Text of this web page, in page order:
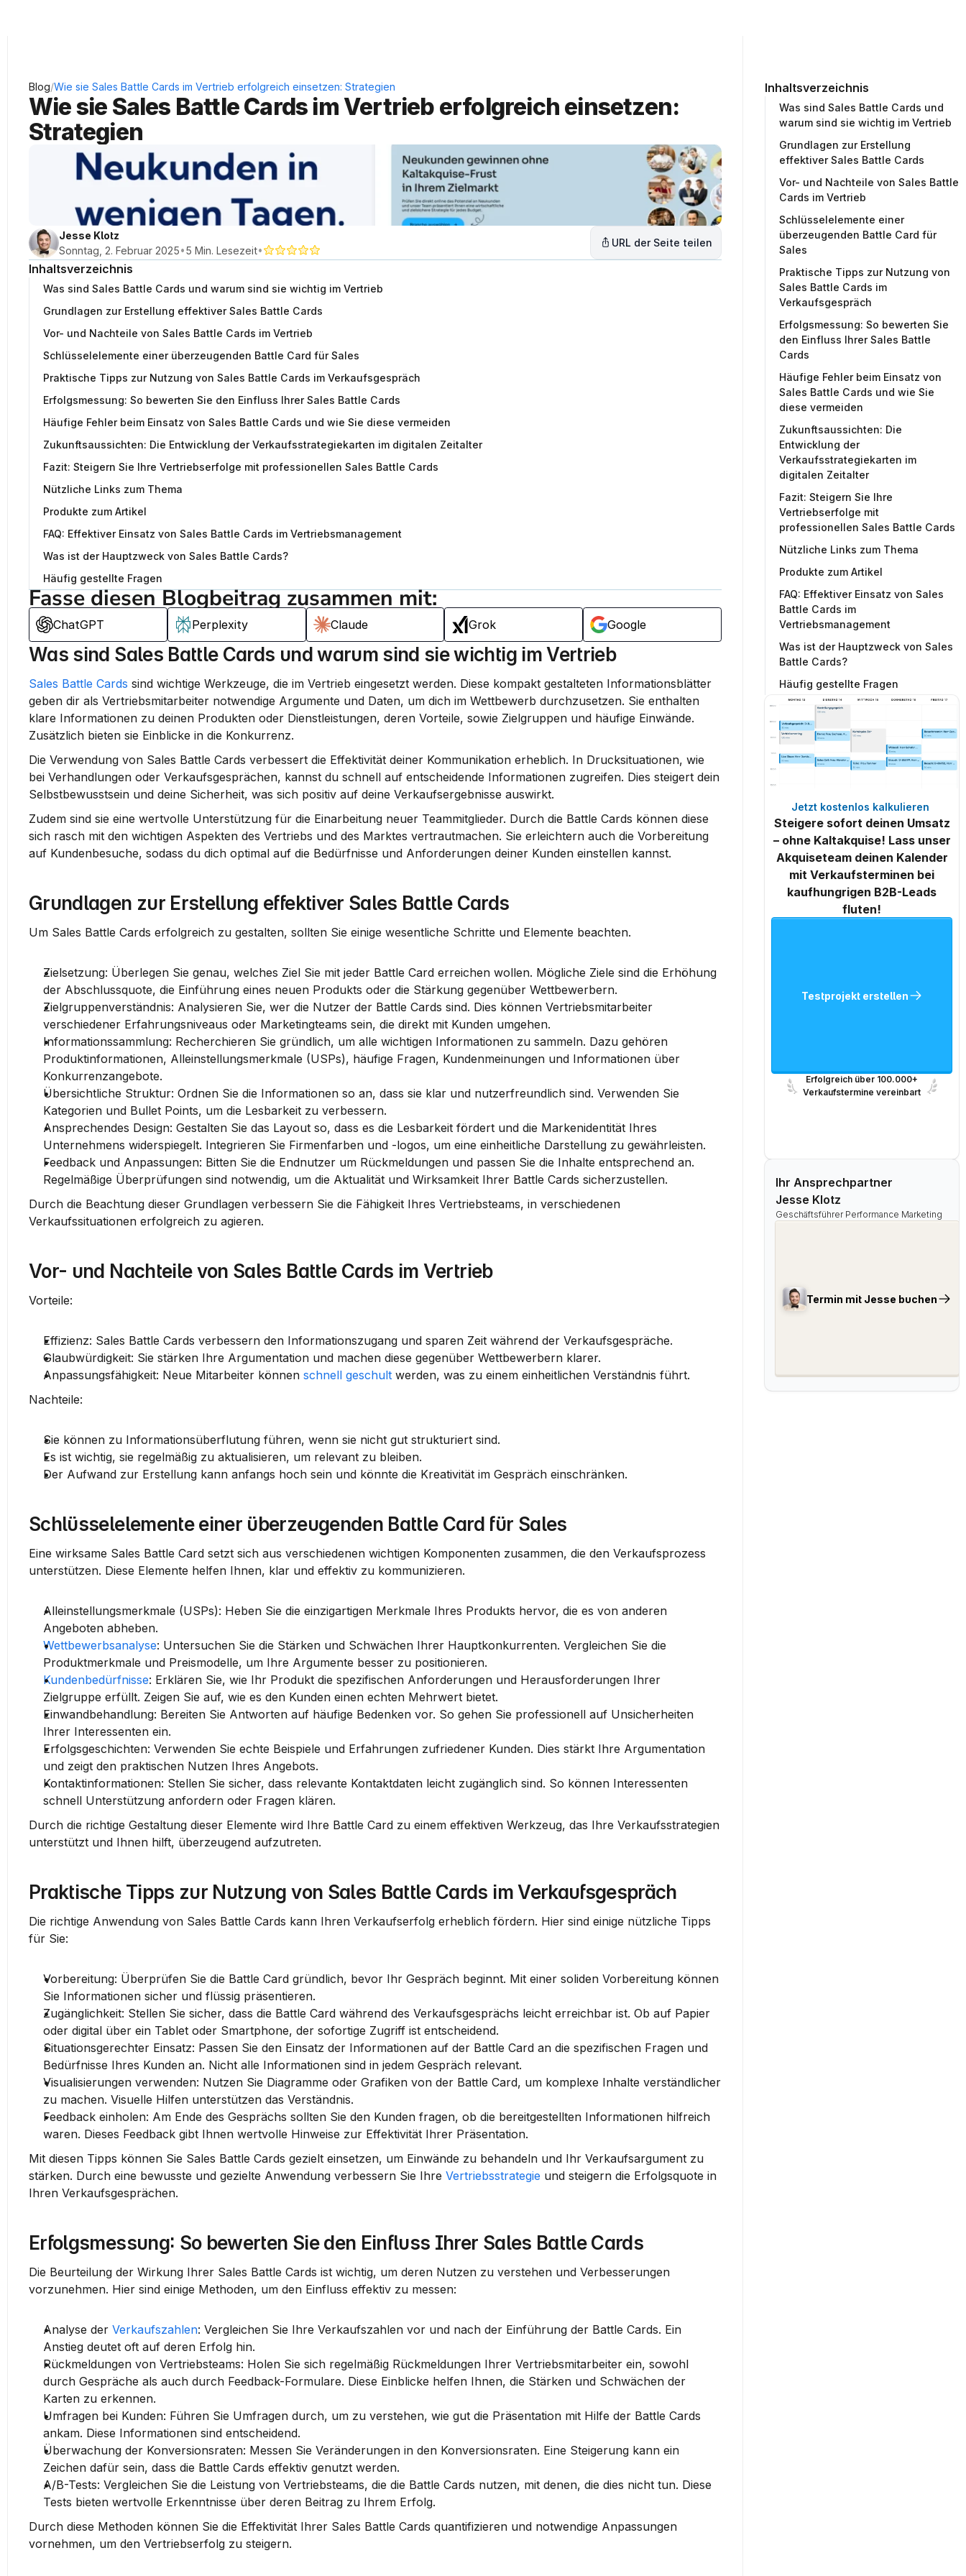
Inhaltsverzeichnis
Was sind Sales Battle Cards und
warum sind sie wichtig im Vertrieb
Grundlagen zur Erstellung
effektiver Sales Battle Cards
Vor- und Nachteile von Sales Battle
Cards im Vertrieb
Schlüsselelemente einer
überzeugenden Battle Card für
Sales
Praktische Tipps zur Nutzung von
Sales Battle Cards im
Verkaufsgespräch
Erfolgsmessung: So bewerten Sie
den Einfluss Ihrer Sales Battle
Cards
Häufige Fehler beim Einsatz von
Sales Battle Cards und wie Sie
diese vermeiden
Zukunftsaussichten: Die
Entwicklung der
Verkaufsstrategiekarten im
digitalen Zeitalter
Fazit: Steigern Sie Ihre
Vertriebserfolge mit
professionellen Sales Battle Cards
Nützliche Links zum Thema
Produkte zum Artikel
FAQ: Effektiver Einsatz von Sales
Battle Cards im
Vertriebsmanagement
Was ist der Hauptzweck von Sales
Battle Cards?
Häufig gestellte Fragen
Jetzt kostenlos kalkulieren
Steigere sofort deinen Umsatz
– ohne Kaltakquise! Lass unser
Akquiseteam deinen Kalender
mit Verkaufsterminen bei
kaufhungrigen B2B-Leads
fluten!
Testprojekt erstellen
Erfolgreich über 100.000+
Verkaufstermine vereinbart
Ihr Ansprechpartner
Jesse Klotz
Geschäftsführer Performance Marketing
Termin mit Jesse buchen
Blog/Wie sie Sales Battle Cards im Vertrieb erfolgreich einsetzen: Strategien
Wie sie Sales Battle Cards im Vertrieb erfolgreich einsetzen:
Strategien
Jesse Klotz
Sonntag, 2. Februar 2025•5 Min. Lesezeit•
URL der Seite teilen
Inhaltsverzeichnis
Was sind Sales Battle Cards und warum sind sie wichtig im Vertrieb
Grundlagen zur Erstellung effektiver Sales Battle Cards
Vor- und Nachteile von Sales Battle Cards im Vertrieb
Schlüsselelemente einer überzeugenden Battle Card für Sales
Praktische Tipps zur Nutzung von Sales Battle Cards im Verkaufsgespräch
Erfolgsmessung: So bewerten Sie den Einfluss Ihrer Sales Battle Cards
Häufige Fehler beim Einsatz von Sales Battle Cards und wie Sie diese vermeiden
Zukunftsaussichten: Die Entwicklung der Verkaufsstrategiekarten im digitalen Zeitalter
Fazit: Steigern Sie Ihre Vertriebserfolge mit professionellen Sales Battle Cards
Nützliche Links zum Thema
Produkte zum Artikel
FAQ: Effektiver Einsatz von Sales Battle Cards im Vertriebsmanagement
Was ist der Hauptzweck von Sales Battle Cards?
Häufig gestellte Fragen
Fasse diesen Blogbeitrag zusammen mit:
ChatGPT Perplexity Claude Grok Google
Was sind Sales Battle Cards und warum sind sie wichtig im Vertrieb
Sales Battle Cards sind wichtige Werkzeuge, die im Vertrieb eingesetzt werden. Diese kompakt gestalteten Informationsblätter
geben dir als Vertriebsmitarbeiter notwendige Argumente und Daten, um dich im Wettbewerb durchzusetzen. Sie enthalten
klare Informationen zu deinen Produkten oder Dienstleistungen, deren Vorteile, sowie Zielgruppen und häufige Einwände.
Zusätzlich bieten sie Einblicke in die Konkurrenz.
Die Verwendung von Sales Battle Cards verbessert die Effektivität deiner Kommunikation erheblich. In Drucksituationen, wie
bei Verhandlungen oder Verkaufsgesprächen, kannst du schnell auf entscheidende Informationen zugreifen. Dies steigert dein
Selbstbewusstsein und deine Sicherheit, was sich positiv auf deine Verkaufsergebnisse auswirkt.
Zudem sind sie eine wertvolle Unterstützung für die Einarbeitung neuer Teammitglieder. Durch die Battle Cards können diese
sich rasch mit den wichtigen Aspekten des Vertriebs und des Marktes vertrautmachen. Sie erleichtern auch die Vorbereitung
auf Kundenbesuche, sodass du dich optimal auf die Bedürfnisse und Anforderungen deiner Kunden einstellen kannst.
Grundlagen zur Erstellung effektiver Sales Battle Cards
Um Sales Battle Cards erfolgreich zu gestalten, sollten Sie einige wesentliche Schritte und Elemente beachten.
Zielsetzung: Überlegen Sie genau, welches Ziel Sie mit jeder Battle Card erreichen wollen. Mögliche Ziele sind die Erhöhung
der Abschlussquote, die Einführung eines neuen Produkts oder die Stärkung gegenüber Wettbewerbern.
Zielgruppenverständnis: Analysieren Sie, wer die Nutzer der Battle Cards sind. Dies können Vertriebsmitarbeiter
verschiedener Erfahrungsniveaus oder Marketingteams sein, die direkt mit Kunden umgehen.
Informationssammlung: Recherchieren Sie gründlich, um alle wichtigen Informationen zu sammeln. Dazu gehören
Produktinformationen, Alleinstellungsmerkmale (USPs), häufige Fragen, Kundenmeinungen und Informationen über
Konkurrenzangebote.
Übersichtliche Struktur: Ordnen Sie die Informationen so an, dass sie klar und nutzerfreundlich sind. Verwenden Sie
Kategorien und Bullet Points, um die Lesbarkeit zu verbessern.
Ansprechendes Design: Gestalten Sie das Layout so, dass es die Lesbarkeit fördert und die Markenidentität Ihres
Unternehmens widerspiegelt. Integrieren Sie Firmenfarben und -logos, um eine einheitliche Darstellung zu gewährleisten.
Feedback und Anpassungen: Bitten Sie die Endnutzer um Rückmeldungen und passen Sie die Inhalte entsprechend an.
Regelmäßige Überprüfungen sind notwendig, um die Aktualität und Wirksamkeit Ihrer Battle Cards sicherzustellen.
Durch die Beachtung dieser Grundlagen verbessern Sie die Fähigkeit Ihres Vertriebsteams, in verschiedenen
Verkaufssituationen erfolgreich zu agieren.
Vor- und Nachteile von Sales Battle Cards im Vertrieb
Vorteile:
Effizienz: Sales Battle Cards verbessern den Informationszugang und sparen Zeit während der Verkaufsgespräche.
Glaubwürdigkeit: Sie stärken Ihre Argumentation und machen diese gegenüber Wettbewerbern klarer.
Anpassungsfähigkeit: Neue Mitarbeiter können schnell geschult werden, was zu einem einheitlichen Verständnis führt.
Nachteile:
Sie können zu Informationsüberflutung führen, wenn sie nicht gut strukturiert sind.
Es ist wichtig, sie regelmäßig zu aktualisieren, um relevant zu bleiben.
Der Aufwand zur Erstellung kann anfangs hoch sein und könnte die Kreativität im Gespräch einschränken.
Schlüsselelemente einer überzeugenden Battle Card für Sales
Eine wirksame Sales Battle Card setzt sich aus verschiedenen wichtigen Komponenten zusammen, die den Verkaufsprozess
unterstützen. Diese Elemente helfen Ihnen, klar und effektiv zu kommunizieren.
Alleinstellungsmerkmale (USPs): Heben Sie die einzigartigen Merkmale Ihres Produkts hervor, die es von anderen
Angeboten abheben.
Wettbewerbsanalyse: Untersuchen Sie die Stärken und Schwächen Ihrer Hauptkonkurrenten. Vergleichen Sie die
Produktmerkmale und Preismodelle, um Ihre Argumente besser zu positionieren.
Kundenbedürfnisse: Erklären Sie, wie Ihr Produkt die spezifischen Anforderungen und Herausforderungen Ihrer
Zielgruppe erfüllt. Zeigen Sie auf, wie es den Kunden einen echten Mehrwert bietet.
Einwandbehandlung: Bereiten Sie Antworten auf häufige Bedenken vor. So gehen Sie professionell auf Unsicherheiten
Ihrer Interessenten ein.
Erfolgsgeschichten: Verwenden Sie echte Beispiele und Erfahrungen zufriedener Kunden. Dies stärkt Ihre Argumentation
und zeigt den praktischen Nutzen Ihres Angebots.
Kontaktinformationen: Stellen Sie sicher, dass relevante Kontaktdaten leicht zugänglich sind. So können Interessenten
schnell Unterstützung anfordern oder Fragen klären.
Durch die richtige Gestaltung dieser Elemente wird Ihre Battle Card zu einem effektiven Werkzeug, das Ihre Verkaufsstrategien
unterstützt und Ihnen hilft, überzeugend aufzutreten.
Praktische Tipps zur Nutzung von Sales Battle Cards im Verkaufsgespräch
Die richtige Anwendung von Sales Battle Cards kann Ihren Verkaufserfolg erheblich fördern. Hier sind einige nützliche Tipps
für Sie:
Vorbereitung: Überprüfen Sie die Battle Card gründlich, bevor Ihr Gespräch beginnt. Mit einer soliden Vorbereitung können
Sie Informationen sicher und flüssig präsentieren.
Zugänglichkeit: Stellen Sie sicher, dass die Battle Card während des Verkaufsgesprächs leicht erreichbar ist. Ob auf Papier
oder digital über ein Tablet oder Smartphone, der sofortige Zugriff ist entscheidend.
Situationsgerechter Einsatz: Passen Sie den Einsatz der Informationen auf der Battle Card an die spezifischen Fragen und
Bedürfnisse Ihres Kunden an. Nicht alle Informationen sind in jedem Gespräch relevant.
Visualisierungen verwenden: Nutzen Sie Diagramme oder Grafiken von der Battle Card, um komplexe Inhalte verständlicher
zu machen. Visuelle Hilfen unterstützen das Verständnis.
Feedback einholen: Am Ende des Gesprächs sollten Sie den Kunden fragen, ob die bereitgestellten Informationen hilfreich
waren. Dieses Feedback gibt Ihnen wertvolle Hinweise zur Effektivität Ihrer Präsentation.
Mit diesen Tipps können Sie Sales Battle Cards gezielt einsetzen, um Einwände zu behandeln und Ihr Verkaufsargument zu
stärken. Durch eine bewusste und gezielte Anwendung verbessern Sie Ihre Vertriebsstrategie und steigern die Erfolgsquote in
Ihren Verkaufsgesprächen.
Erfolgsmessung: So bewerten Sie den Einfluss Ihrer Sales Battle Cards
Die Beurteilung der Wirkung Ihrer Sales Battle Cards ist wichtig, um deren Nutzen zu verstehen und Verbesserungen
vorzunehmen. Hier sind einige Methoden, um den Einfluss effektiv zu messen:
Analyse der Verkaufszahlen: Vergleichen Sie Ihre Verkaufszahlen vor und nach der Einführung der Battle Cards. Ein
Anstieg deutet oft auf deren Erfolg hin.
Rückmeldungen von Vertriebsteams: Holen Sie sich regelmäßig Rückmeldungen Ihrer Vertriebsmitarbeiter ein, sowohl
durch Gespräche als auch durch Feedback-Formulare. Diese Einblicke helfen Ihnen, die Stärken und Schwächen der
Karten zu erkennen.
Umfragen bei Kunden: Führen Sie Umfragen durch, um zu verstehen, wie gut die Präsentation mit Hilfe der Battle Cards
ankam. Diese Informationen sind entscheidend.
Überwachung der Konversionsraten: Messen Sie Veränderungen in den Konversionsraten. Eine Steigerung kann ein
Zeichen dafür sein, dass die Battle Cards effektiv genutzt werden.
A/B-Tests: Vergleichen Sie die Leistung von Vertriebsteams, die die Battle Cards nutzen, mit denen, die dies nicht tun. Diese
Tests bieten wertvolle Erkenntnisse über deren Beitrag zu Ihrem Erfolg.
Durch diese Methoden können Sie die Effektivität Ihrer Sales Battle Cards quantifizieren und notwendige Anpassungen
vornehmen, um den Vertriebserfolg zu steigern.